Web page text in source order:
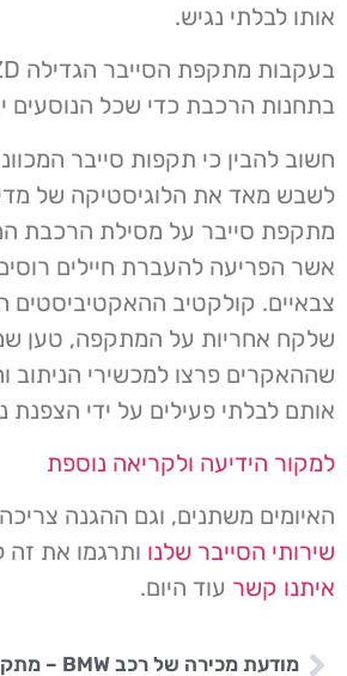
אותו לבלתי נגיש.
בתחנות הרכבת כדי שכל הנוסעים
חשוב להבין כי תקפות סייבר
לשבש מאד את הלוגיסטיקה של
מתקפת סייבר על מסילת הרכבת
אשר הפריעה להעברת חיילים
שלקח אחריות על המתקפה, טען
שההאקרים פרצו למכשירי הניתוב
אותם לבלתי פעילים על ידי הצפנת
למקור הידיעה ולקריאה נוספת
האיומים משתנים, וגם ההגנה
שירותי הסייבר שלנו ותרגמו את
איתנו קשר עוד היום.
מודעת מכירה של רכב BMW – מתקפת דיוג נגד דיפלומטים באוקראינה